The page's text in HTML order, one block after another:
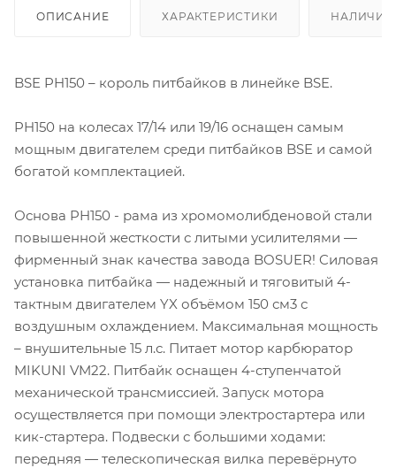
ОПИСАНИЕ ХАРАКТЕРИСТИКИ НАЛИЧИЕ
BSE PH150 – король питбайков в линейке BSE.
PH150 на колесах 17/14 или 19/16 оснащен самым
мощным двигателем среди питбайков BSE и самой
богатой комплектацией.
Основа PH150 - рама из хромомолибденовой стали
повышенной жесткости с литыми усилителями —
фирменный знак качества завода BOSUER! Cиловая
установка питбайка — надежный и тяговитый 4-
тактным двигателем YX объёмом 150 см3 с
воздушным охлаждением. Максимальная мощность
– внушительные 15 л.с. Питает мотор карбюратор
MIKUNI VM22. Питбайк оснащен 4-ступенчатой
механической трансмиссией. Запуск мотора
осуществляется при помощи электростартера или
кик-стартера. Подвески с большими ходами:
передняя — телескопическая вилка перевёрнуто